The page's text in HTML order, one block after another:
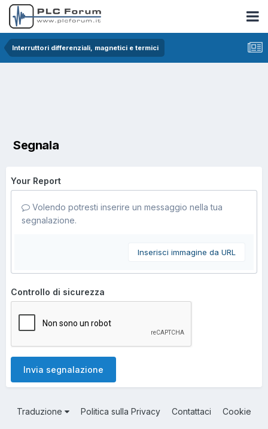
Interruttori differenziali, magnetici e termici
Segnala
Your Report
Volendo potresti inserire un messaggio nella tua
segnalazione.
Inserisci immagine da URL
Controllo di sicurezza
Invia segnalazione
Traduzione Politica sulla Privacy Contattaci Cookie